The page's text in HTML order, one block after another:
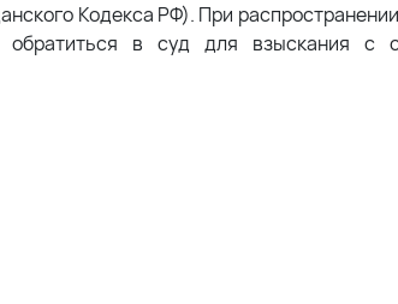
Кодекса РФ). При
в суд для взыскания с